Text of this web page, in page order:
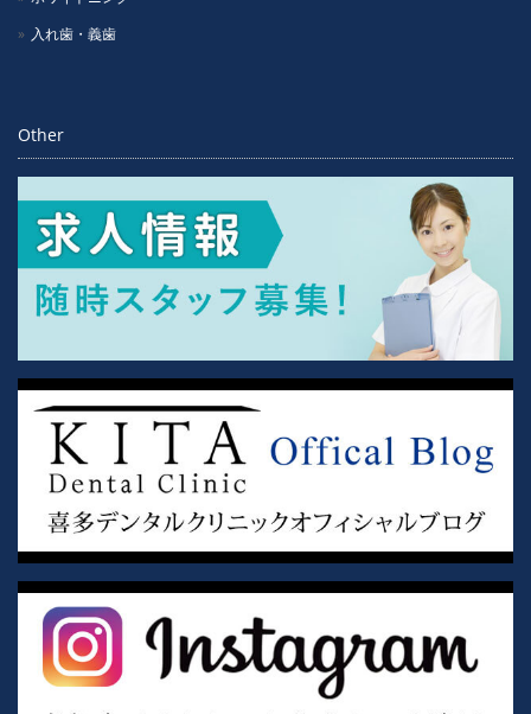
入れ歯・義歯
Other